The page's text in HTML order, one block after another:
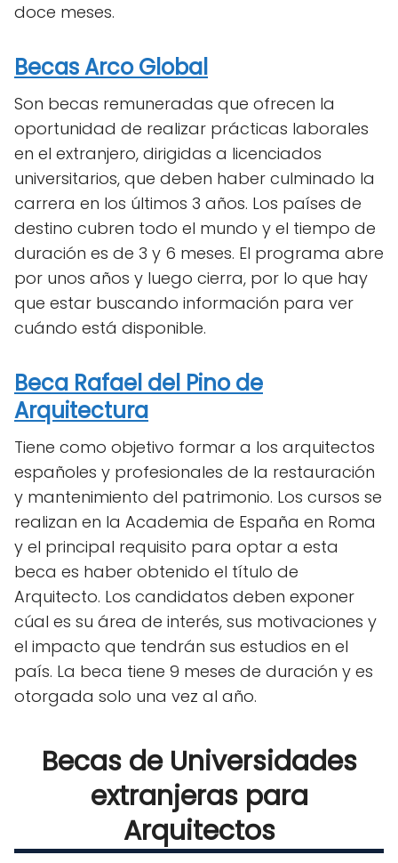
doce meses.
Becas Arco Global
Son becas remuneradas que ofrecen la
oportunidad de realizar prácticas laborales
en el extranjero, dirigidas a licenciados
universitarios, que deben haber culminado la
carrera en los últimos 3 años. Los países de
destino cubren todo el mundo y el tiempo de
duración es de 3 y 6 meses. El programa abre
por unos años y luego cierra, por lo que hay
que estar buscando información para ver
cuándo está disponible.
Beca Rafael del Pino de
Arquitectura
Tiene como objetivo formar a los arquitectos
españoles y profesionales de la restauración
y mantenimiento del patrimonio. Los cursos se
realizan en la Academia de España en Roma
y el principal requisito para optar a esta
beca es haber obtenido el título de
Arquitecto. Los candidatos deben exponer
cúal es su área de interés, sus motivaciones y
el impacto que tendrán sus estudios en el
país. La beca tiene 9 meses de duración y es
otorgada solo una vez al año.
Becas de Universidades
extranjeras para
Arquitectos